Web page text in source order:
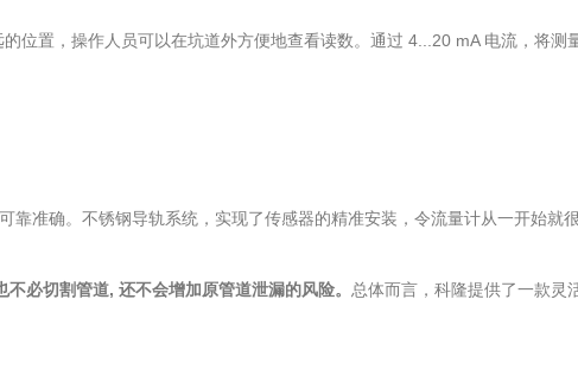
置，操作人员可以在坑道外方便地查看读数。通过 4...20 mA 电流，将测
准确。不锈钢导轨系统，实现了传感器的精准安装，令流量计从一开始就
必切割管道, 还不会增加原管道泄漏的风险。 总体而言，科隆提供了一款灵